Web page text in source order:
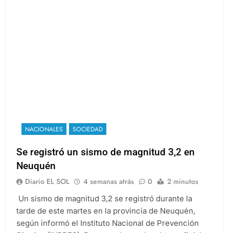
NACIONALES SOCIEDAD
Se registró un sismo de magnitud 3,2 en
Neuquén
Diario EL SOL 4 semanas atrás 0 2 minutos
Un sismo de magnitud 3,2 se registró durante la
tarde de este martes en la provincia de Neuquén,
según informó el Instituto Nacional de Prevención